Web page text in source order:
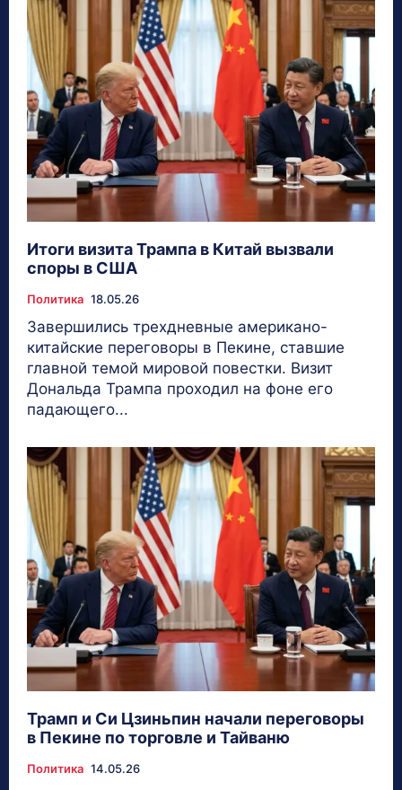
Итоги визита Трампа в Китай вызвали
споры в США
Политика 18.05.26
Завершились трехдневные американо-
китайские переговоры в Пекине, ставшие
главной темой мировой повестки. Визит
Дональда Трампа проходил на фоне его
падающего...
Трамп и Си Цзиньпин начали переговоры
в Пекине по торговле и Тайваню
Политика 14.05.26